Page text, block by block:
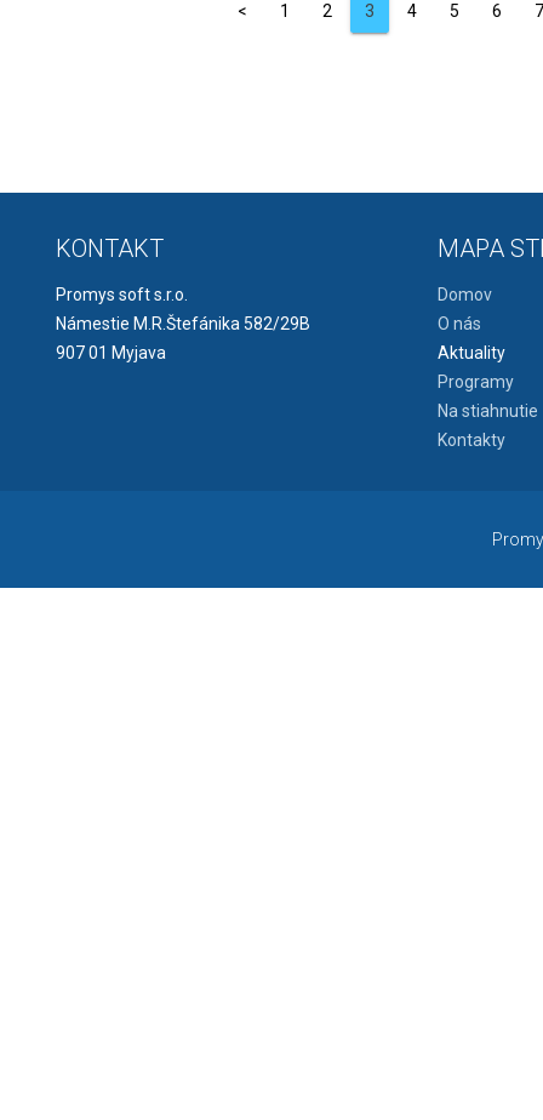
< 1 2 3 4 5 6 7
KONTAKT
Promys soft s.r.o.
Námestie M.R.Štefánika 582/29B
907 01 Myjava
MAPA
Domov
O nás
Aktuality
Programy
Na stiahnutie
Kontakty